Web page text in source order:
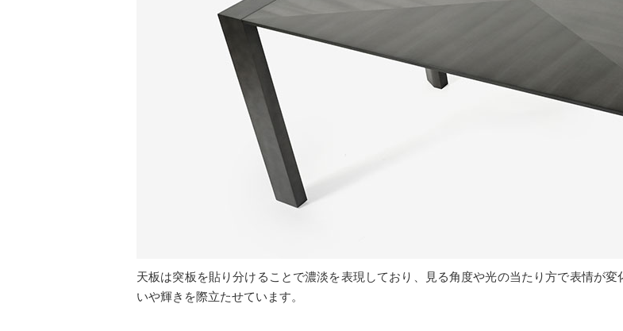
天板は突板を貼り分けることで濃淡を表現しており、見る角度や光の当たり方で表情が
いや輝きを際立たせています。